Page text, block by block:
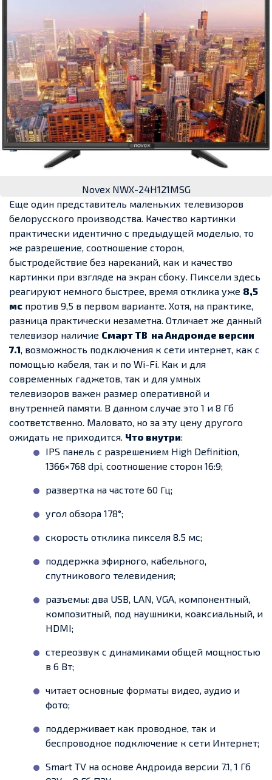
Novex NWX-24H121MSG
Еще один представитель маленьких телевизоров
белорусского производства. Качество картинки
практически идентично с предыдущей моделью, то
же разрешение, соотношение сторон,
быстродействие без нареканий, как и качество
картинки при взгляде на экран сбоку. Пиксели здесь
реагируют немного быстрее, время отклика уже 8,5
мс против 9,5 в первом варианте. Хотя, на практике,
разница практически незаметна. Отличает же данный
телевизор наличие Смарт ТВ на Андроиде версии
7.1 , возможность подключения к сети интернет, как с
помощью кабеля, так и по Wi-Fi. Как и для
современных гаджетов, так и для умных
телевизоров важен размер оперативной и
внутренней памяти. В данном случае это 1 и 8 Гб
соответственно. Маловато, но за эту цену другого
ожидать не приходится. Что внутри:
IPS панель с разрешением High Definition,
1366×768 dpi, соотношение сторон 16:9;
развертка на частоте 60 Гц;
угол обзора 178°;
скорость отклика пикселя 8.5 мс;
поддержка эфирного, кабельного,
спутникового телевидения;
разъемы: два USB, LAN, VGA, компонентный,
композитный, под наушники, коаксиальный, и
HDMI;
стереозвук с динамиками общей мощностью
в 6 Вт;
читает основные форматы видео, аудио и
фото;
поддерживает как проводное, так и
беспроводное подключение к сети Интернет;
Smart TV на основе Андроида версии 7.1, 1 Гб